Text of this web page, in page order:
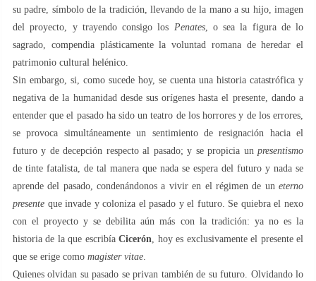
su padre, símbolo de la tradición, llevando de la mano a su hijo, imagen
del proyecto, y trayendo consigo los Penates, o sea la figura de lo
sagrado, compendia plásticamente la voluntad romana de heredar el
patrimonio cultural helénico.
Sin embargo, si, como sucede hoy, se cuenta una historia catastrófica y
negativa de la humanidad desde sus orígenes hasta el presente, dando a
entender que el pasado ha sido un teatro de los horrores y de los errores,
se provoca simultáneamente un sentimiento de resignación hacia el
futuro y de decepción respecto al pasado; y se propicia un presentismo
de tinte fatalista, de tal manera que nada se espera del futuro y nada se
aprende del pasado, condenándonos a vivir en el régimen de un eterno
presente que invade y coloniza el pasado y el futuro. Se quiebra el nexo
con el proyecto y se debilita aún más con la tradición: ya no es la
historia de la que escribíaCicerón , hoy es exclusivamente el presente el
que se erige como magister vitae
Quienes olvidan su pasado se privan también de su futuro. Olvidando lo